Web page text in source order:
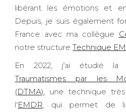
libérant les émotions et
Depuis, je suis également
France avec ma collègue
notre structureTechnique
En 2022, j'ai étudié la
Traumatismes par les
(DTMA), une technique
l'EMDR, qui permet de